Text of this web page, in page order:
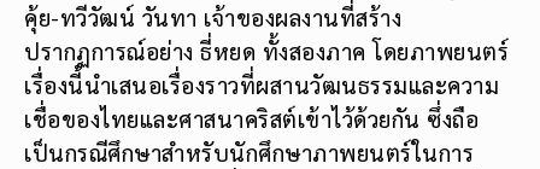
คุ้ย-ทวีวัฒน์ วันทา เจ้าของผลงานที่สร้าง
ปรากฏการณ์อย่าง ธี่หยด ทั้งสองภาค โดยภาพยนตร์
เรื่องนี้นำเสนอเรื่องราวที่ผสานวัฒนธรรมและความ
เชื่อของไทยและศาสนาคริสต์เข้าไว้ด้วยกัน ซึ่งถือ
เป็นกรณีศึกษาสำหรับนักศึกษาภาพยนตร์ในการ